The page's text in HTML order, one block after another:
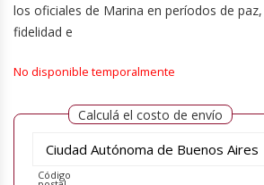
los oficiales de Marina en períodos de
fidelidad e
No disponible temporalmente
Calculá el costo de envío
Código